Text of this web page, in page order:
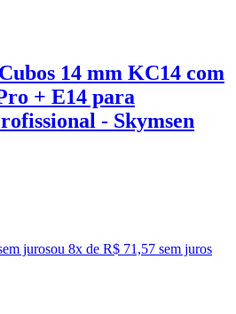
14 mm KC14 com
+ E14 para
- Skymsen
jurosou 8x de R$ 71,57 sem juros